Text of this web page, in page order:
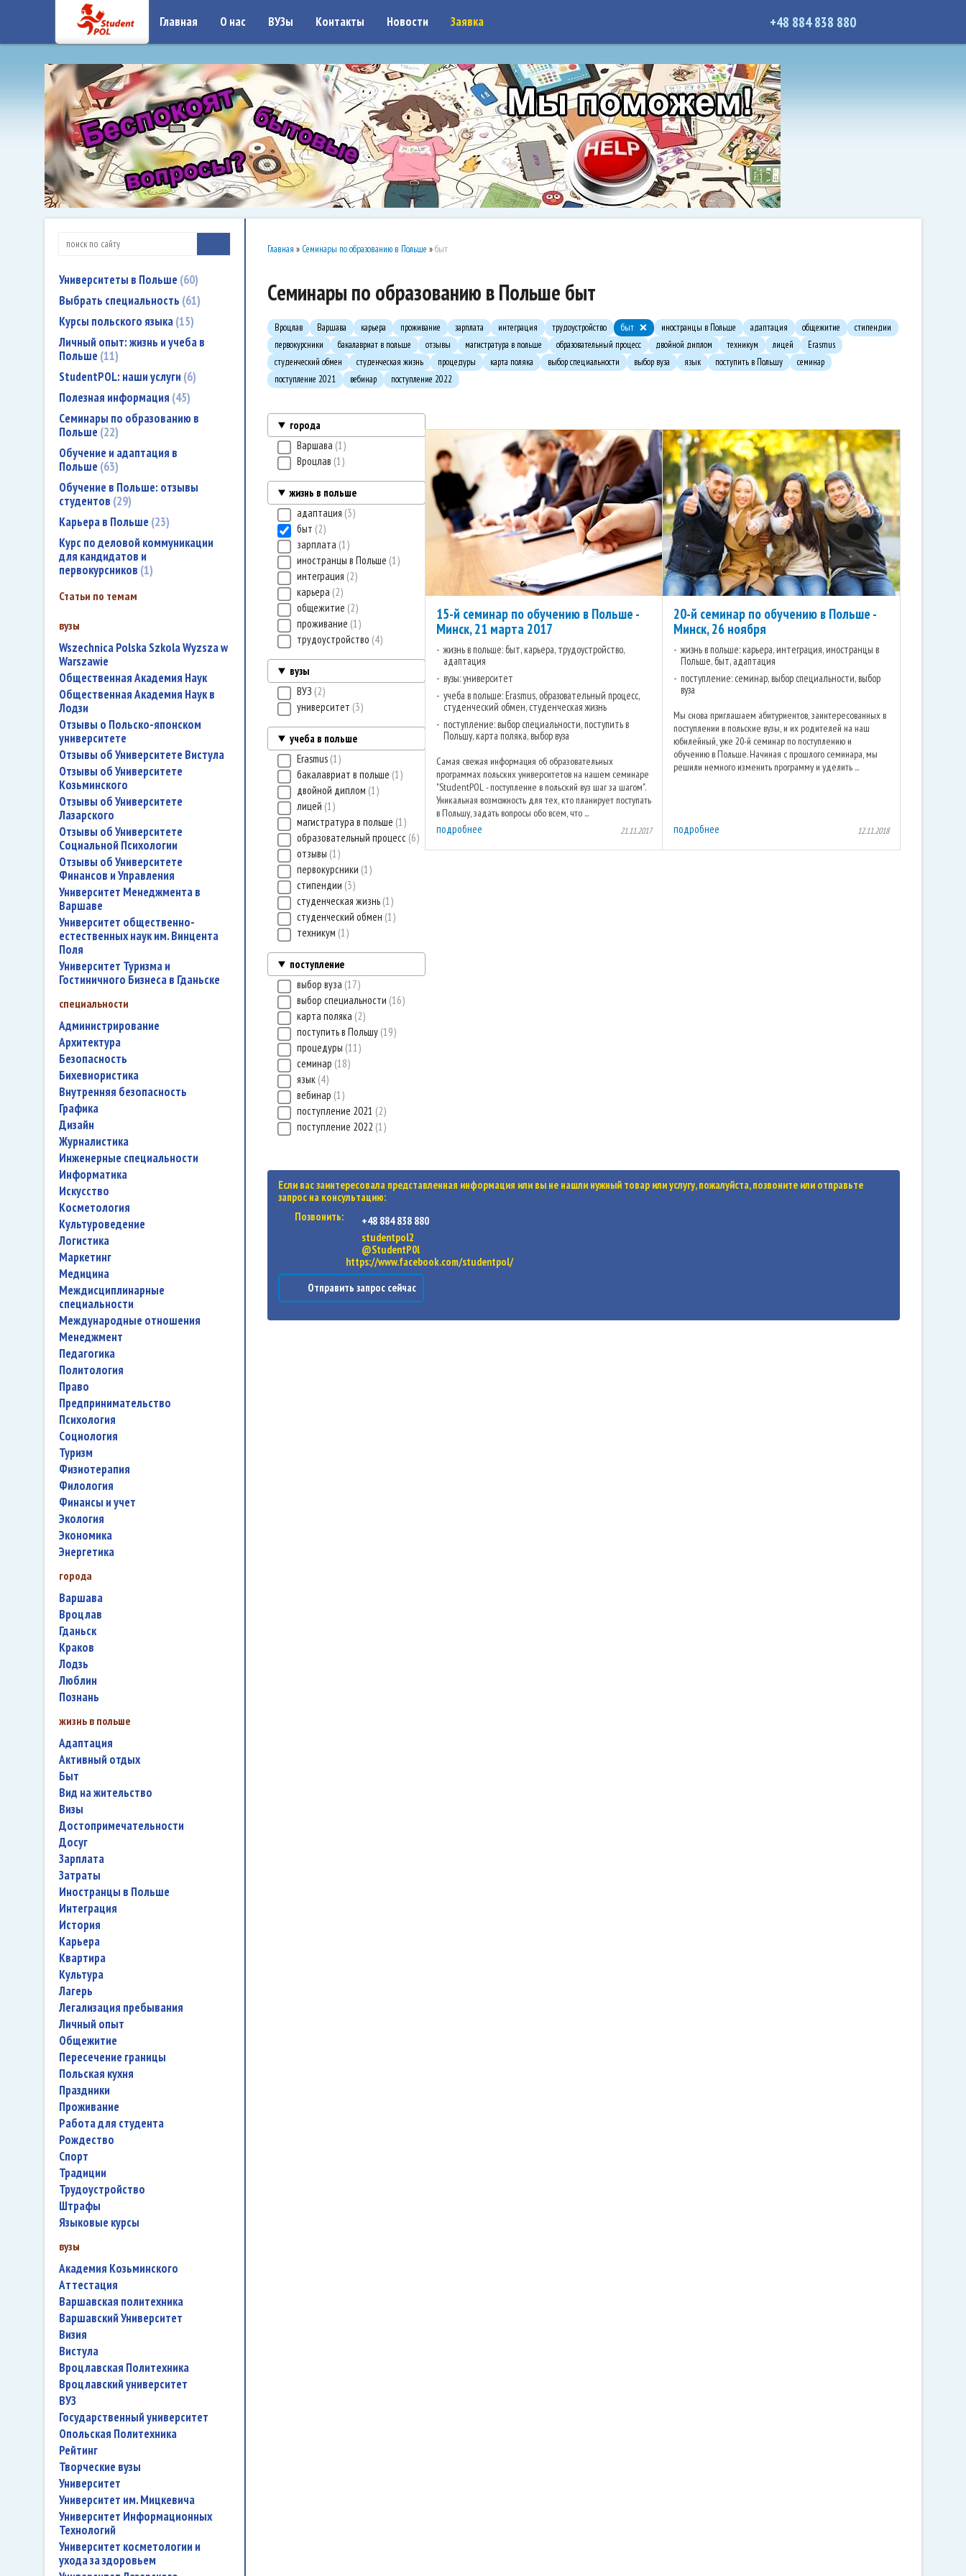
google-site-verification: google7a917c261df1566b.htmlgoogle-site-verification: google7a917c261df1566b.html
Главная О нас ВУЗы Контакты Новости Заявка +48 884 838 880
Университеты в Польше 60
Выбрать специальность 61
Курсы польского языка 15
Личный опыт: жизнь и учеба в
Польше 11
StudentPOL: наши услуги 6
Полезная информация 45
Семинары по образованию в
Польше 22
Обучение и адаптация в
Польше 63
Обучение в Польше: отзывы
студентов 29
Карьера в Польше 23
Курс по деловой коммуникации
для кандидатов и
первокурсников 1
Статьи по темам
вузы
Wszechnica Polska Szkola Wyzsza w
Warszawie
Общественная Академия Наук
Общественная Академия Наук в
Лодзи
Отзывы о Польско-японском
университете
Отзывы об Университете Вистула
Отзывы об Университете
Козьминского
Отзывы об Университете
Лазарского
Отзывы об Университете
Социальной Психологии
Отзывы об Университете
Финансов и Управления
Университет Менеджмента в
Варшаве
Университет общественно-
естественных наук им. Винцента
Поля
Университет Туризма и
Гостиничного Бизнеса в Гданьске
специальности
администрирование
архитектура
безопасность
бихевиористика
внутренняя безопасность
графика
дизайн
журналистика
инженерные специальности
информатика
искусство
косметология
культуроведение
логистика
маркетинг
медицина
междисциплинарные
специальности
международные отношения
менеджмент
педагогика
политология
право
предпринимательство
психология
социология
туризм
физиотерапия
филология
финансы и учет
экология
экономика
энергетика
города
Варшава
Вроцлав
Гданьск
Краков
Лодзь
Люблин
Познань
жизнь в польше
адаптация
активный отдых
быт
вид на жительство
визы
достопримечательности
досуг
зарплата
затраты
иностранцы в Польше
интеграция
история
карьера
квартира
культура
лагерь
легализация пребывания
личный опыт
общежитие
пересечение границы
польская кухня
праздники
проживание
работа для студента
Рождество
спорт
традиции
трудоустройство
штрафы
языковые курсы
вузы
Академия Козьминского
аттестация
Варшавская политехника
Варшавский Университет
Визия
Вистула
Вроцлавская Политехника
Вроцлавский университет
ВУЗ
государственный университет
Опольская Политехника
рейтинг
творческие вузы
университет
Университет им. Мицкевича
Университет Информационных
Технологий
университет косметологии и
ухода за здоровьем
Главная » Семинары по образованию в Польше »быт
Семинары по образованию в Польше быт
Вроцлав Варшава карьера проживание зарплата интеграция трудоустройство быт иностранцы в Польше адаптация общежитие
стипендии
первокурсники
бакалавриат в польше отзывы магистратура в польше образовательный процесс двойной диплом техникум лицей
Erasmus
студенческий обмен
студенческая жизнь процедуры карта поляка выбор специальности выбор вуза язык поступить в Польшу
семинар
поступление 2021
вебинар поступление 2022
города
Варшава 1
Вроцлав 1
жизнь в польше
адаптация 3
быт 2
зарплата 1
иностранцы в Польше 1
интеграция 2
карьера 2
общежитие 2
проживание 1
трудоустройство 4
вузы
ВУЗ 2
университет 3
учеба в польше
Erasmus 1
бакалавриат в польше 1
двойной диплом 1
лицей 1
магистратура в польше 1
образовательный процесс 6
отзывы 1
первокурсники 1
стипендии 3
студенческая жизнь 1
студенческий обмен 1
техникум 1
поступление
выбор вуза 17
выбор специальности 16
карта поляка 2
поступить в Польшу 19
процедуры 11
семинар 18
язык 4
вебинар 1
поступление 2021 2
поступление 2022 1
15-й семинар по обучению в Польше -
Минск, 21 марта 2017
жизнь в польше: быт, карьера, трудоустройство,
адаптация
вузы: университет
учеба в польше: Erasmus, образовательный процесс,
студенческий обмен, студенческая жизнь
поступление: выбор специальности, поступить в
Польшу, карта поляка, выбор вуза
Самая свежая информация об образовательных
программах польских университетов на нашем семинаре
"StudentPOL - поступление в польский вуз шаг за шагом".
Уникальная возможность для тех, кто планирует поступать
в Польшу, задать вопросы обо всем, что ...
подробнее 21.11.2017
20-й семинар по обучению в Польше -
Минск, 26 ноября
жизнь в польше: карьера, интеграция, иностранцы в
Польше, быт, адаптация
поступление: семинар, выбор специальности, выбор
вуза
Мы снова приглашаем абитуриентов, заинтересованных в
поступлении в польские вузы, и их родителей на наш
юбилейный, уже 20-й семинар по поступлению и
обучению в Польше. Начиная с прошлого семинара, мы
решили немного изменить программу и уделить ...
подробнее 12.11.2018
Если вас заинтересовала представленная информация или вы не нашли нужный товар или услугу, пожалуйста, позвоните или отправьте
запрос на консультацию:
Позвонить:
+48 884 838 880
studentpol2
@StudentP0l
https://www.facebook.com/studentpol/
Отправить запрос сейчас